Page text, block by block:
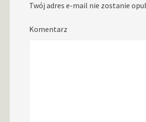
Twój adres e-mail nie zostanie
Komentarz